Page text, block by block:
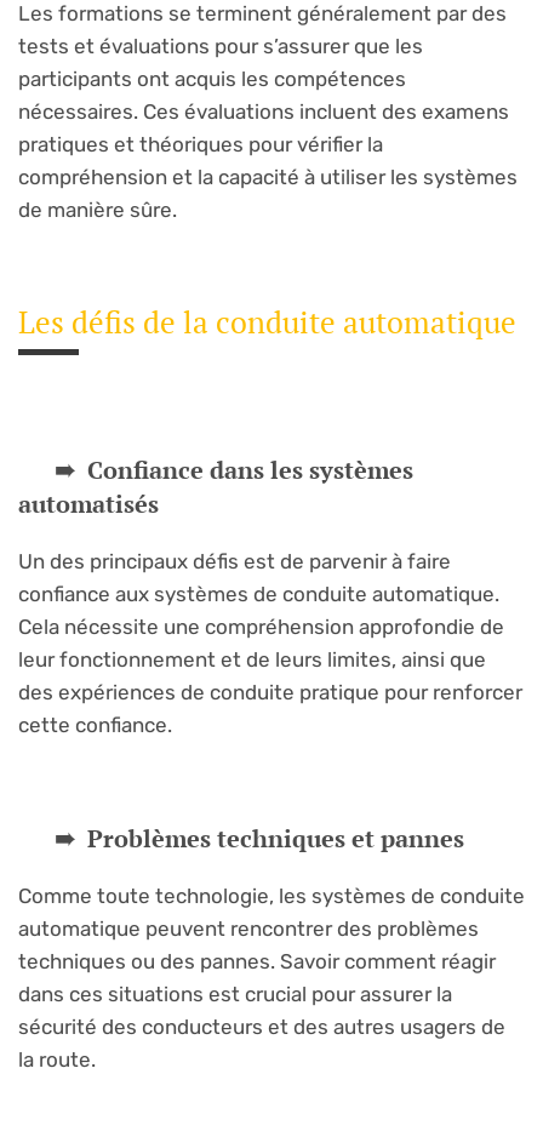
Les formations se terminent généralement par des
tests et évaluations pour s’assurer que les
participants ont acquis les compétences
nécessaires. Ces évaluations incluent des examens
pratiques et théoriques pour vérifier la
compréhension et la capacité à utiliser les systèmes
de manière sûre.
Les défis de la conduite automatique
Confiance dans les systèmes
automatisés
Un des principaux défis est de parvenir à faire
confiance aux systèmes de conduite automatique.
Cela nécessite une compréhension approfondie de
leur fonctionnement et de leurs limites, ainsi que
des expériences de conduite pratique pour renforcer
cette confiance.
Problèmes techniques et pannes
Comme toute technologie, les systèmes de conduite
automatique peuvent rencontrer des problèmes
techniques ou des pannes. Savoir comment réagir
dans ces situations est crucial pour assurer la
sécurité des conducteurs et des autres usagers de
la route.